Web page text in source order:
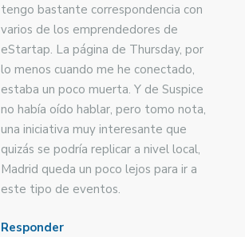
tengo bastante correspondencia con
varios de los emprendedores de
eStartap. La página de Thursday, por
lo menos cuando me he conectado,
estaba un poco muerta. Y de Suspice
no había oído hablar, pero tomo nota,
una iniciativa muy interesante que
quizás se podría replicar a nivel local,
Madrid queda un poco lejos para ir a
este tipo de eventos.
Responder